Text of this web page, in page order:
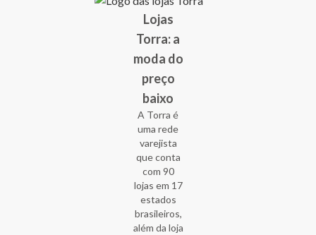
Lojas
Torra: a
moda do
preço
baixo
A Torra é
uma rede
varejista
que conta
com 90
lojas em 17
estados
brasileiros,
além da loja